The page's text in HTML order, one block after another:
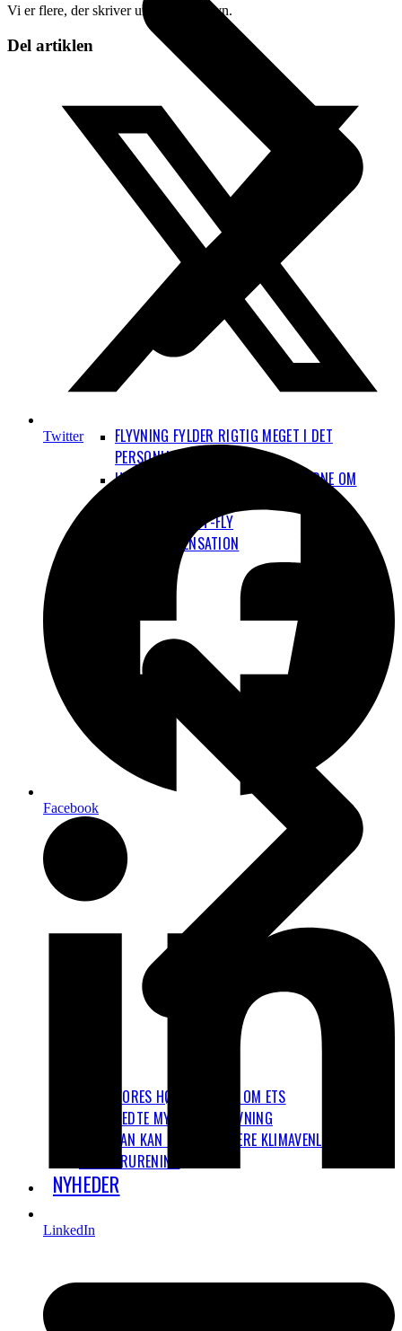
FLYVNING FYLDER RIGTIG MEGET I DET
PERSONLIGE KLIMAAFTRYK
HVAD ER OP OG NED I BEREGNINGERNE OM
EL-FLY OG BRINT-FLY
KLIMAKOMPENSATION
VORES HØRINGSSVAR OM ETS
7 UDBREDTE MYTER OM FLYVNING
HVORDAN KAN JEG REJSE MERE KLIMAVENLIGT?
LUFTFORURENING
NYHEDER
Vi er flere, der skriver under dette navn.
Del artiklen
Twitter
Facebook
LinkedIn